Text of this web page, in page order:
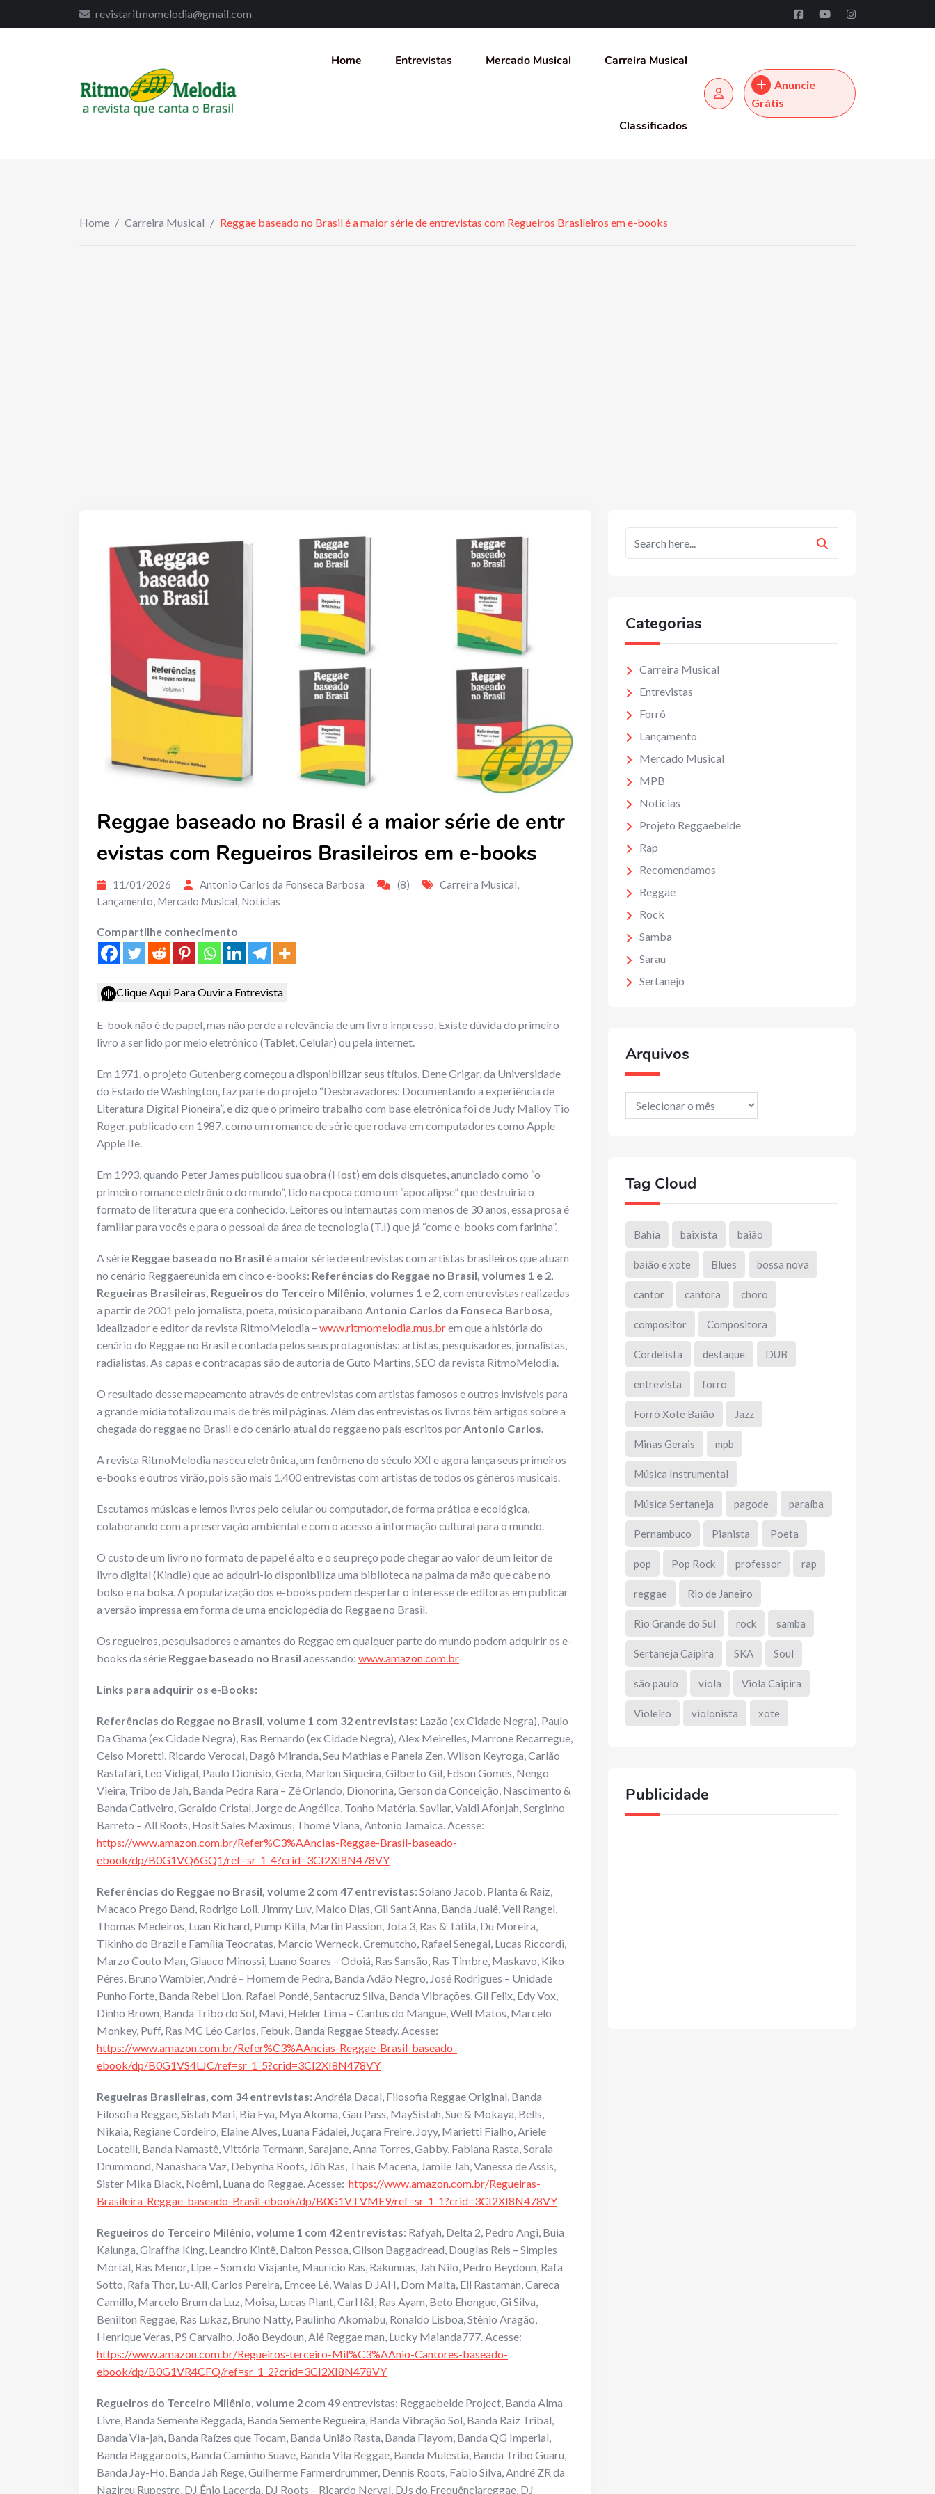
revistaritmomelodia@gmail.com
Home Entrevistas Mercado Musical Carreira Musical
Classificados
Anuncie
Grátis
Home / Carreira Musical / Reggae baseado no Brasil é a maior série de entrevistas com Regueiros Brasileiros em e-books
Reggae baseado no Brasil é a maior série de entr
evistas com Regueiros Brasileiros em e-books
11/01/2026 Antonio Carlos da Fonseca Barbosa (8) Carreira Musical,
Lançamento, Mercado Musical, Notícias
Compartilhe conhecimento
Clique Aqui Para Ouvir a Entrevista
E-book não é de papel, mas não perde a relevância de um livro impresso. Existe dúvida do primeiro
livro a ser lido por meio eletrônico (Tablet, Celular) ou pela internet.
Em 1971, o projeto Gutenberg começou a disponibilizar seus títulos. Dene Grigar, da Universidade
do Estado de Washington, faz parte do projeto “Desbravadores: Documentando a experiência de
Literatura Digital Pioneira”, e diz que o primeiro trabalho com base eletrônica foi de Judy Malloy Tio
Roger, publicado em 1987, como um romance de série que rodava em computadores como Apple
Apple IIe.
Em 1993, quando Peter James publicou sua obra (Host) em dois disquetes, anunciado como “o
primeiro romance eletrônico do mundo”, tido na época como um “apocalipse” que destruiria o
formato de literatura que era conhecido. Leitores ou internautas com menos de 30 anos, essa prosa é
familiar para vocês e para o pessoal da área de tecnologia (T.I) que já “come e-books com farinha”.
A série Reggae baseado no Brasil é a maior série de entrevistas com artistas brasileiros que atuam
no cenário Reggaereunida em cinco e-books: Referências do Reggae no Brasil, volumes 1 e 2,
Regueiras Brasileiras, Regueiros do Terceiro Milênio, volumes 1 e 2 , com entrevistas realizadas
a partir de 2001 pelo jornalista, poeta, músico paraibano Antonio Carlos da Fonseca Barbosa
idealizador e editor da revista RitmoMelodia – www.ritmomelodia.mus.brem que a história do
cenário do Reggae no Brasil é contada pelos seus protagonistas: artistas, pesquisadores, jornalistas,
radialistas. As capas e contracapas são de autoria de Guto Martins, SEO da revista RitmoMelodia.
O resultado desse mapeamento através de entrevistas com artistas famosos e outros invisíveis para
a grande mídia totalizou mais de três mil páginas. Além das entrevistas os livros têm artigos sobre a
chegada do reggae no Brasil e do cenário atual do reggae no país escritos por Antonio Carlos
A revista RitmoMelodia nasceu eletrônica, um fenômeno do século XXI e agora lança seus primeiros
e-books e outros virão, pois são mais 1.400 entrevistas com artistas de todos os gêneros musicais.
Escutamos músicas e lemos livros pelo celular ou computador, de forma prática e ecológica,
colaborando com a preservação ambiental e com o acesso à informação cultural para o mundo.
O custo de um livro no formato de papel é alto e o seu preço pode chegar ao valor de um leitor de
livro digital (Kindle) que ao adquiri-lo disponibiliza uma biblioteca na palma da mão que cabe no
bolso e na bolsa. A popularização dos e-books podem despertar o interesse de editoras em publicar
a versão impressa em forma de uma enciclopédia do Reggae no Brasil.
Os regueiros, pesquisadores e amantes do Reggae em qualquer parte do mundo podem adquirir os e-
books da série Reggae baseado no Brasil acessando: www.amazon.com.br
Links para adquirir os e-Books:
Referências do Reggae no Brasil, volume 1 com 32 entrevistas: Lazão (ex Cidade Negra), Paulo
Da Ghama (ex Cidade Negra), Ras Bernardo (ex Cidade Negra), Alex Meirelles, Marrone Recarregue,
Celso Moretti, Ricardo Verocai, Dagô Miranda, Seu Mathias e Panela Zen, Wilson Keyroga, Carlão
Rastafári, Leo Vidigal, Paulo Dionísio, Geda, Marlon Siqueira, Gilberto Gil, Edson Gomes, Nengo
Vieira, Tribo de Jah, Banda Pedra Rara – Zé Orlando, Dionorina, Gerson da Conceição, Nascimento &
Banda Cativeiro, Geraldo Cristal, Jorge de Angélica, Tonho Matéria, Savilar, Valdi Afonjah, Serginho
Barreto – All Roots, Hosit Sales Maximus, Thomé Viana, Antonio Jamaica. Acesse:
https://www.amazon.com.br/Refer%C3%AAncias-Reggae-Brasil-baseado-
ebook/dp/B0G1VQ6GQ1/ref=sr_1_4?crid=3CI2XI8N478VY
Referências do Reggae no Brasil, volume 2 com 47 entrevistas: Solano Jacob, Planta & Raiz,
Macaco Prego Band, Rodrigo Loli, Jimmy Luv, Maico Dias, Gil Sant’Anna, Banda Jualê, Vell Rangel,
Thomas Medeiros, Luan Richard, Pump Killa, Martin Passion, Jota 3, Ras & Tátila, Du Moreira,
Tikinho do Brazil e Família Teocratas, Marcio Werneck, Cremutcho, Rafael Senegal, Lucas Riccordi,
Marzo Couto Man, Glauco Minossi, Luano Soares – Odoiá, Ras Sansão, Ras Timbre, Maskavo, Kiko
Péres, Bruno Wambier, André – Homem de Pedra, Banda Adão Negro, José Rodrigues – Unidade
Punho Forte, Banda Rebel Lion, Rafael Pondé, Santacruz Silva, Banda Vibrações, Gil Felix, Edy Vox,
Dinho Brown, Banda Tribo do Sol, Mavi, Helder Lima – Cantus do Mangue, Well Matos, Marcelo
Monkey, Puff, Ras MC Léo Carlos, Febuk, Banda Reggae Steady. Acesse:
https://www.amazon.com.br/Refer%C3%AAncias-Reggae-Brasil-baseado-
ebook/dp/B0G1VS4LJC/ref=sr_1_5?crid=3CI2XI8N478VY
Regueiras Brasileiras, com 34 entrevistas: Andréia Dacal, Filosofia Reggae Original, Banda
Filosofia Reggae, Sistah Mari, Bia Fya, Mya Akoma, Gau Pass, MaySistah, Sue & Mokaya, Bells,
Nikaia, Regiane Cordeiro, Elaine Alves, Luana Fádalei, Juçara Freire, Joyy, Marietti Fialho, Ariele
Locatelli, Banda Namastê, Vittória Termann, Sarajane, Anna Torres, Gabby, Fabiana Rasta, Soraia
Drummond, Nanashara Vaz, Debynha Roots, Jôh Ras, Thais Macena, Jamile Jah, Vanessa de Assis,
Sister Mika Black, Noêmi, Luana do Reggae. Acesse: https://www.amazon.com.br/Regueiras-
Brasileira-Reggae-baseado-Brasil-ebook/dp/B0G1VTVMF9/ref=sr_1_1?crid=3CI2XI8N478VY
Regueiros do Terceiro Milênio, volume 1 com 42 entrevistas: Rafyah, Delta 2, Pedro Angi, Buia
Kalunga, Giraffha King, Leandro Kintê, Dalton Pessoa, Gilson Baggadread, Douglas Reis – Simples
Mortal, Ras Menor, Lipe – Som do Viajante, Maurício Ras, Rakunnas, Jah Nilo, Pedro Beydoun, Rafa
Sotto, Rafa Thor, Lu-All, Carlos Pereira, Emcee Lê, Walas D JAH, Dom Malta, Ell Rastaman, Careca
Camillo, Marcelo Brum da Luz, Moisa, Lucas Plant, Carl I&I, Ras Ayam, Beto Ehongue, Gi Silva,
Benilton Reggae, Ras Lukaz, Bruno Natty, Paulinho Akomabu, Ronaldo Lisboa, Stênio Aragão,
Henrique Veras, PS Carvalho, João Beydoun, Alê Reggae man, Lucky Maianda777. Acesse:
https://www.amazon.com.br/Regueiros-terceiro-Mil%C3%AAnio-Cantores-baseado-
ebook/dp/B0G1VR4CFQ/ref=sr_1_2?crid=3CI2XI8N478VY
Regueiros do Terceiro Milênio, volume 2com 49 entrevistas: Reggaebelde Project, Banda Alma
Livre, Banda Semente Reggada, Banda Semente Regueira, Banda Vibração Sol, Banda Raiz Tribal,
Banda Via-jah, Banda Raízes que Tocam, Banda União Rasta, Banda Flayom, Banda QG Imperial,
Banda Baggaroots, Banda Caminho Suave, Banda Vila Reggae, Banda Muléstia, Banda Tribo Guaru,
Banda Jay-Ho, Banda Jah Rege, Guilherme Farmerdrummer, Dennis Roots, Fabio Silva, André ZR da
Nazireu Rupestre, DJ Ênio Lacerda, DJ Roots – Ricardo Nerval, DJs do Frequênciareggae, DJ
Categorias
Carreira Musical
Entrevistas
Forró
Lançamento
Mercado Musical
MPB
Notícias
Projeto Reggaebelde
Rap
Recomendamos
Reggae
Rock
Samba
Sarau
Sertanejo
Arquivos
Arquivos
Tag Cloud
Bahia baixista baião
baião e xote Blues bossa nova
cantor cantora choro
compositor Compositora
Cordelista destaque DUB
entrevista forro
Forró Xote Baião Jazz
Minas Gerais mpb
Música Instrumental
Música Sertaneja pagode paraíba
Pernambuco Pianista Poeta
pop Pop Rock professor rap
reggae Rio de Janeiro
Rio Grande do Sul rock samba
Sertaneja Caipira SKA Soul
são paulo viola Viola Caipira
Violeiro violonista xote
Publicidade